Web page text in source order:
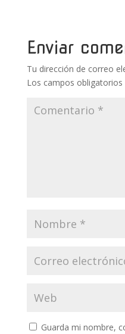
o
k
Enviar
Tu dirección de correo
Los campos
Guarda mi nombre,